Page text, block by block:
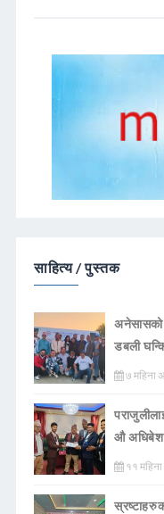
साहित्य / पुस्तक
अनेसासको
डबली
७ महिना
औ
११